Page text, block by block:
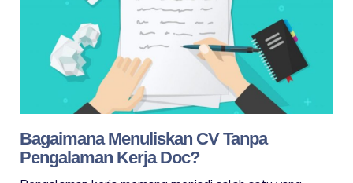
Bagaimana Menuliskan CV Tanpa
Pengalaman Kerja Doc?